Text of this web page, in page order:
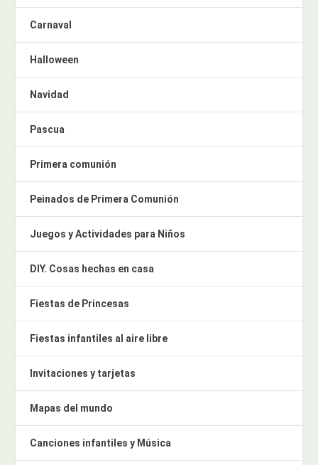
Carnaval
Halloween
Navidad
Pascua
Primera comunión
Peinados de Primera Comunión
Juegos y Actividades para Niños
DIY. Cosas hechas en casa
Fiestas de Princesas
Fiestas infantiles al aire libre
Invitaciones y tarjetas
Mapas del mundo
Canciones infantiles y Música